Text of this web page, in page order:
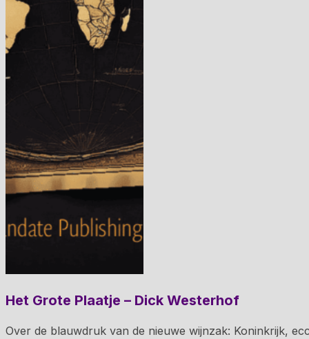
Het Grote Plaatje – Dick Westerhof
Over de blauwdruk van de nieuwe wijnzak: Koninkrijk,